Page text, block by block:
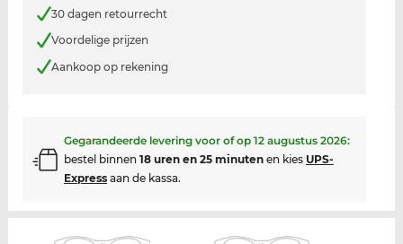
30 dagen retourrecht
Voordelige prijzen
Aankoop op rekening
Gegarandeerde levering voor of op 12 augustus 2026:
bestel binnen 18 uren en 25 minutenen kies UPS-
Expressaan de kassa.